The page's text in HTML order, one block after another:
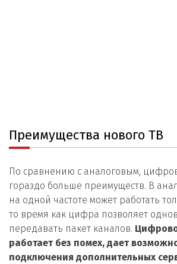
Преимущества нового ТВ
По сравнению с аналоговым,
гораздо больше преимуществ. В
на одной частоте может работать
то время как цифра позволяет
передавать пакет каналов.
работает без помех, дает
подключения дополнительных